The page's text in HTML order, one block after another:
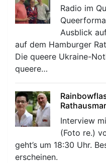
Radio im
Ausblick
auf dem Hamburger
Die queere Ukraine-
queere…
Interview
(Foto re.)
geht’s um 18:30 Uhr.
erscheinen.